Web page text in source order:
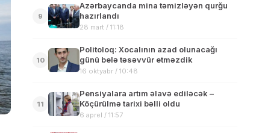
9
Azərbaycanda mina təmizləyən qurğu
hazırlandı
28 mart / 11:18
10
Politoloq: Xocalının azad olunacağı
günü belə təsəvvür etməzdik
16 oktyabr / 10:48
11
Pensiyalara artım əlavə ediləcək –
Köçürülmə tarixi bəlli oldu
6 aprel / 11:57